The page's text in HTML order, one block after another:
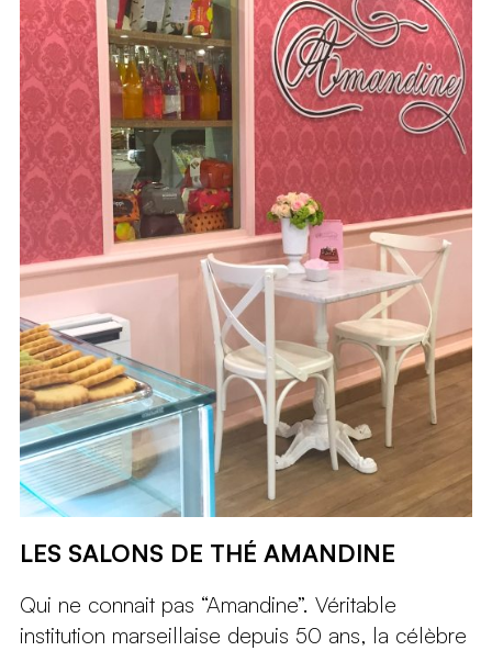
LES SALONS DE THÉ AMANDINE
Qui ne connait pas “Amandine”. Véritable
institution marseillaise depuis 50 ans, la célèbre